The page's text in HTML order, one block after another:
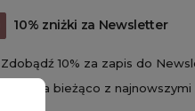
10% zniżki za Newsletter
Zdobądź 10% za zapis do
Bądź na bieżąco z